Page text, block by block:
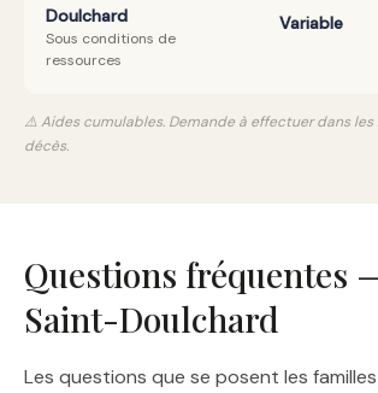
Doulchard
Sous conditions de
ressources
Variable
⚠️ Aides cumulables. Demande à effectuer dans les
décès.
Questions fréquentes
Saint-Doulchard
Les questions que se posent les